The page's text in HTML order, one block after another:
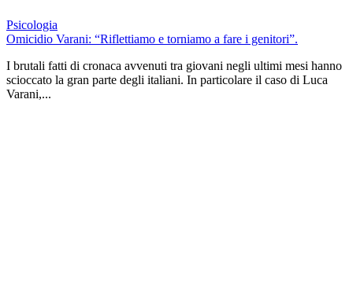
Psicologia
Omicidio Varani: “Riflettiamo e torniamo a fare i genitori”.
I brutali fatti di cronaca avvenuti tra giovani negli ultimi mesi hanno
scioccato la gran parte degli italiani. In particolare il caso di Luca
Varani,...